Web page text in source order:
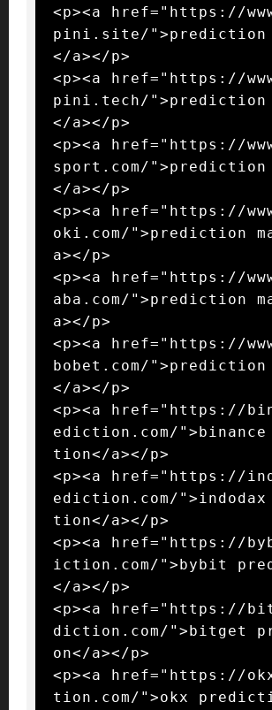
<p><a href="https://
pini.site/">prediction
</a></p>
<p><a href="https://
pini.tech/">prediction
</a></p>
<p><a href="https://
sport.com/">prediction
</a></p>
<p><a href="https://
oki.com/">prediction
a></p>
<p><a href="https://
aba.com/">prediction
a></p>
<p><a href="https://
bobet.com/">prediction
</a></p>
<p><a href="https://
ediction.com/
tion</a></p>
<p><a href="https://
ediction.com/
tion</a></p>
<p><a href="https://
iction.com/">bybit
</a></p>
<p><a href="https://
diction.com/">bitget
on</a></p>
<p><a href="https://
tion.com/">okx